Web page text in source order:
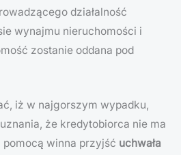
działalność
wynajmu nieruchomości i
zostanie oddana pod
iż w najgorszym wypadku,
że kredytobiorca nie ma
pomocą winna przyjść uchwała